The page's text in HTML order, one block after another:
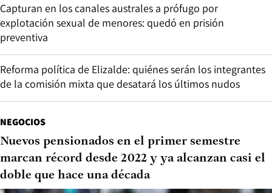
Capturan en los canales australes a prófugo por
explotación sexual de menores: quedó en prisión
preventiva
Reforma política de Elizalde: quiénes serán los integrantes
de la comisión mixta que desatará los últimos nudos
NEGOCIOS
Nuevos pensionados en el primer semestre
marcan récord desde 2022 y ya alcanzan casi el
doble que hace una década